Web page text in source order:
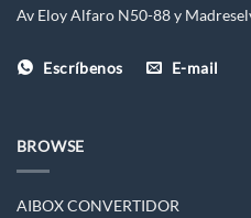
Av Eloy Alfaro N50-88 y
Escríbenos E-mail
BROWSE
AIBOX CONVERTIDOR